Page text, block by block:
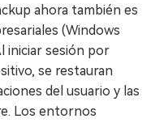
ahora también es
(Windows
iniciar sesión por
se restauran
del usuario y las
Los entornos